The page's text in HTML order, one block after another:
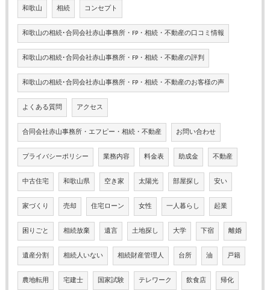
和歌山 相続 コンセプト
和歌山の相続･合同会社赤山事務所・FP・相続・不動産の口コミ情報
和歌山の相続･合同会社赤山事務所・FP・相続・不動産の評判
和歌山の相続･合同会社赤山事務所・FP・相続・不動産のお客様の声
よくある質問 アクセス
合同会社赤山事務所・エフピー・相続・不動産 お問い合わせ
プライバシーポリシー 業務内容 料金表 助成金 不動産
中古住宅 和歌山県 空き家 太陽光 部屋探し 安い
家づくり 売却 住宅ローン 女性 一人暮らし 起業
困りごと 相続放棄 遺言 土地探し 大学 下宿 離婚
遺産分割 相続人いない 相続財産管理人 台所 油 戸籍
農地転用 宅建士 国家試験 テレワーク 飲食店 帰化